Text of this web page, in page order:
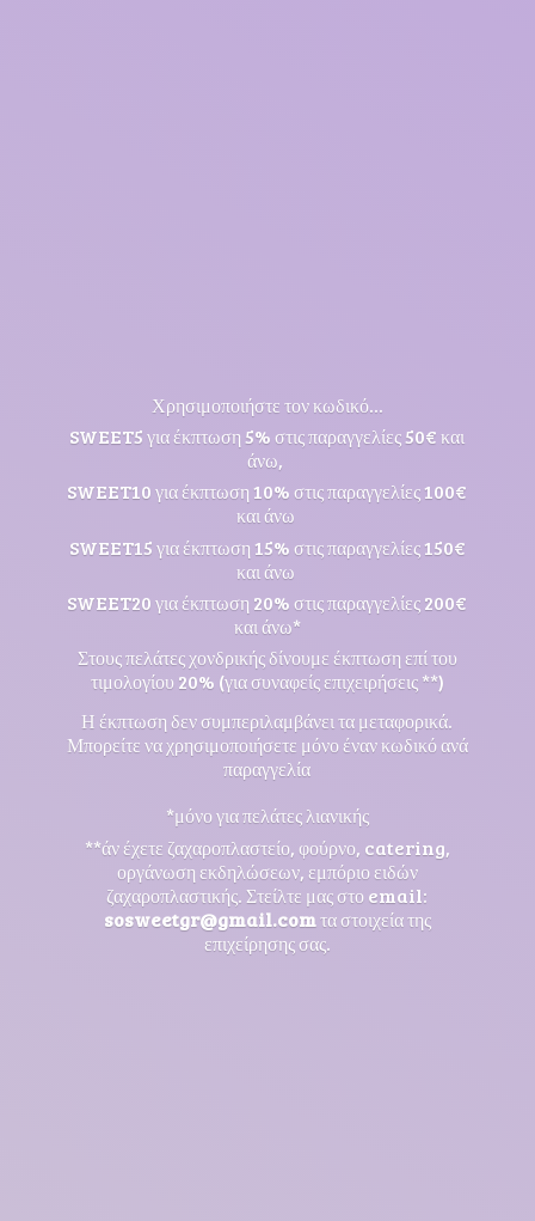
Χρησιμοποιήστε τον κωδικό...
SWEET5 για έκπτωση 5% στις παραγγελίες 50€ και
άνω,
SWEET10 για έκπτωση 10% στις παραγγελίες 100€
και άνω
SWEET15 για έκπτωση 15% στις παραγγελίες 150€
και άνω
SWEET20 για έκπτωση 20% στις παραγγελίες 200€
και άνω*
Στους πελάτες χονδρικής δίνουμε έκπτωση επί του
τιμολογίου 20% (για συναφείς επιχειρήσεις **)
Η έκπτωση δεν συμπεριλαμβάνει τα μεταφορικά.
Μπορείτε να χρησιμοποιήσετε μόνο έναν κωδικό ανά
παραγγελία
*μόνο για πελάτες λιανικής
**άν έχετε ζαχαροπλαστείο, φούρνο, catering,
οργάνωση εκδηλώσεων, εμπόριο ειδών
ζαχαροπλαστικής. Στείλτε μας στο email:
sosweetgr@gmail.comτα στοιχεία της
επιχείρησης σας.